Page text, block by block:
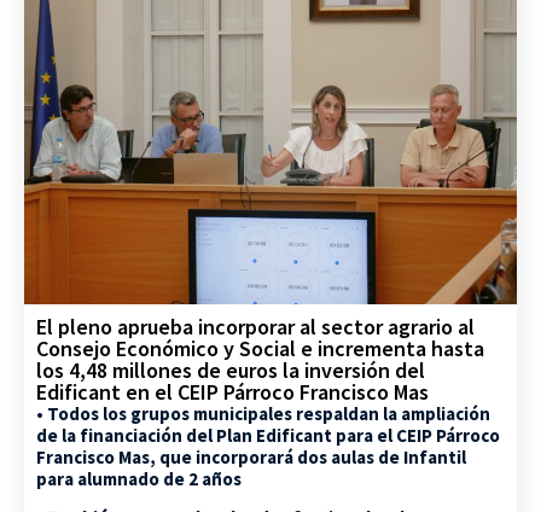
El pleno aprueba incorporar al sector agrario al
Consejo Económico y Social e incrementa hasta
los 4,48 millones de euros la inversión del
Edificant en el CEIP Párroco Francisco Mas
• Todos los grupos municipales respaldan la ampliación
de la financiación del Plan Edificant para el CEIP Párroco
Francisco Mas, que incorporará dos aulas de Infantil
para alumnado de 2 años